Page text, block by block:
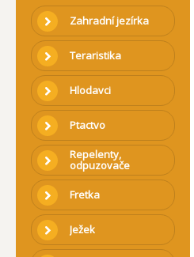
Zahradní jezírka
Teraristika
Hlodavci
Ptactvo
Repelenty,
odpuzovače
Fretka
Ježek